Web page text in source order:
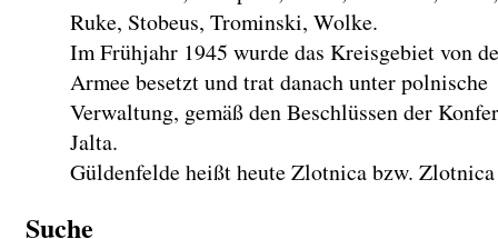
Ruke, Stobeus, Trominski, Wolke.
Im Frühjahr 1945 wurde das Kreisgebiet von
Armee besetzt und trat danach unter polnische
Verwaltung, gemäß den Beschlüssen der
Jalta.
Güldenfelde heißt heute Zlotnica bzw.
Suche